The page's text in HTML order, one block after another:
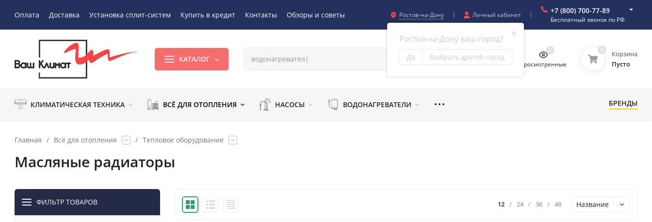
Оплата Доставка Установка сплит-систем Купить в кредит Контакты Обзоры и советы Ростов-на-Дону
✖
Ростов-на-Дону ваш город?
Да Выбрать другой город
Личный кабинет +7 (800) 700-77-89
Бесплатный звонок по РФ
КАТАЛОГ
Просмотренные
0 0
Корзина
Пусто
КЛИМАТИЧЕСКАЯ ТЕХНИКА ВСЁ ДЛЯ ОТОПЛЕНИЯ НАСОСЫ ВОДОНАГРЕВАТЕЛИ БРЕНДЫ
Главная / Всё для отопления / Тепловое оборудование
Масляные радиаторы
ФИЛЬТР ТОВАРОВ 12 / 24 / 36 / 48 Название